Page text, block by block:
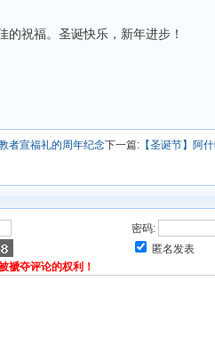
的祝福。圣诞快乐，新年进步！
者宣福礼的周年纪念下一篇: 【圣诞节】阿
密码:
匿名发表
褫夺评论的权利！